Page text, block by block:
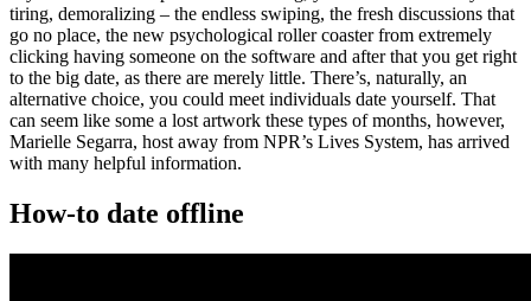
tiring, demoralizing – the endless swiping, the fresh discussions that
go no place, the new psychological roller coaster from extremely
clicking having someone on the software and after that you get right
to the big date, as there are merely little. There’s, naturally, an
alternative choice, you could meet individuals date yourself. That
can seem like some a lost artwork these types of months, however,
Marielle Segarra, host away from NPR’s Lives System, has arrived
with many helpful information.
How-to date offline